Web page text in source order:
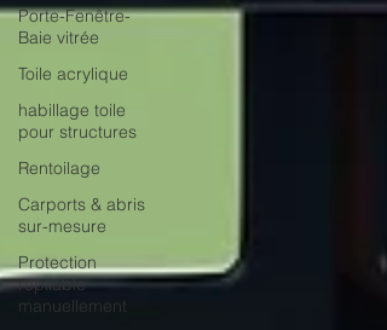
Porte-Fenêtre-
Baie vitrée
Toile acrylique
habillage toile
pour structures
Rentoilage
Carports & abris
sur-mesure
Protection
repliable
manuellement